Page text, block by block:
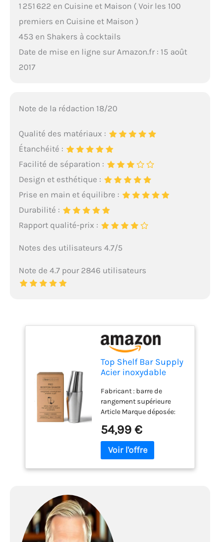
1 251 622 en Cuisine et Maison ( Voir les 100
premiers en Cuisine et Maison )
453 en Shakers à cocktails
Date de mise en ligne sur Amazon.fr : 15 août
2017
Note de la rédaction 18/20
Qualité des matériaux :
Étanchéité :
Facilité de séparation :
Design et esthétique :
Prise en main et équilibre :
Durabilité :
Rapport qualité-prix :
Notes des utilisateurs 4.7/5
Note de 4.7 pour 2846 utilisateurs
Top Shelf Bar Supply
Acier inoxydable
pièces: shaker
professionnel
cocktail barman Et
18 oz 28 oz acier
inoxydable
Fabricant : barre de
rangement supérieure
Article Marque déposée:
Matériau : acier inoxydable
54,99 €